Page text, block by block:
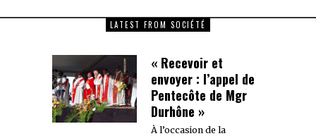
LATEST FROM SOCIÉTÉ
« Recevoir et
envoyer : l’appel de
Pentecôte de Mgr
Durhône »
À l’occasion de la